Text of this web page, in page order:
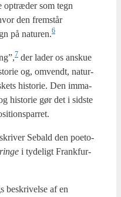
optræ­der som tegn
den frem­står
på naturen.6
7 der lader os anskue
og, omvendt, natur­
histo­rie. Den imma­
histo­rie gør det i sid­ste
Sebald den poe­to­
i tyde­ligt Frank­fur­
beskri­vel­se af en